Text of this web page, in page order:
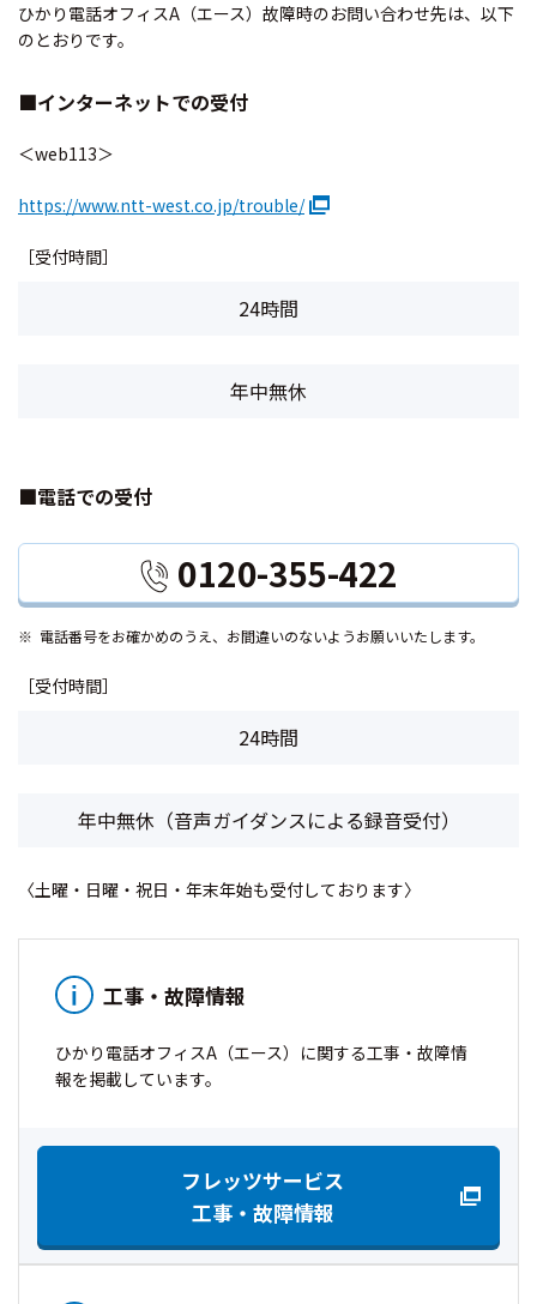
ひかり電話オフィスA（エース）故障時のお問い合わせ先は、以下
のとおりです。
■インターネットでの受付
＜web113＞
https://www.ntt-west.co.jp/trouble/
［受付時間］
24時間
年中無休
■電話での受付
0120-355-422
電話番号をお確かめのうえ、お間違いのないようお願いいたします。
［受付時間］
24時間
年中無休（音声ガイダンスによる録音受付）
〈土曜・日曜・祝日・年末年始も受付しております〉
工事・故障情報
ひかり電話オフィスA（エース）に関する工事・故障情
報を掲載しています。
フレッツサービス
工事・故障情報